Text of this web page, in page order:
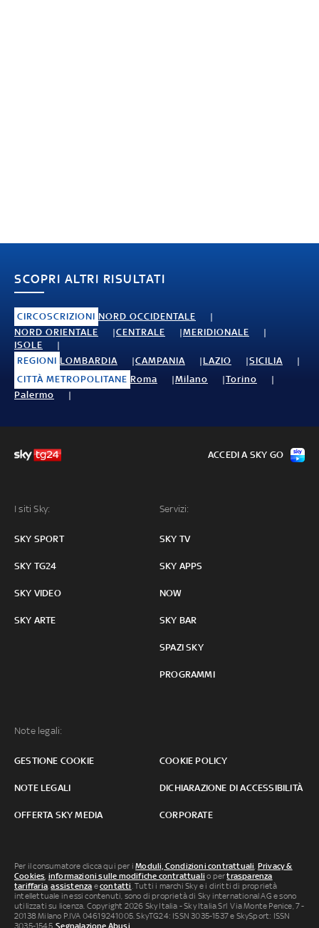
SCOPRI ALTRI RISULTATI
CIRCOSCRIZIONI NORD OCCIDENTALE
NORD ORIENTALE
CENTRALE
MERIDIONALE
ISOLE
REGIONI LOMBARDIA CAMPANIA LAZIO
SICILIA
CITTÀ METROPOLITANE Roma Milano
Torino
Palermo
I siti Sky:
SKY SPORT
SKY TG24
SKY VIDEO
SKY ARTE
Servizi:
SKY TV
SKY APPS
NOW
SKY BAR
SPAZI SKY
PROGRAMMI
Note legali:
GESTIONE COOKIE COOKIE POLICY
NOTE LEGALI DICHIARAZIONE DI ACCESSIBILITÀ
OFFERTA SKY MEDIA CORPORATE
ACCEDI A SKY GO
Per il consumatore clicca qui per iModuli, Condizioni contrattuali, Privacy &
Cookies, informazioni sulle modifiche contrattuali o pertrasparenza
tariffaria,assistenza econtatti. Tutti i marchi Sky e i diritti di proprietà
intellettuale in essi contenuti, sono di proprietà di Sky international AG e sono
utilizzati su licenza. Copyright 2026 Sky Italia - Sky Italia Srl Via Monte Penice, 7 -
20138 Milano P.IVA 04619241005. SkyTG24: ISSN 3035-1537 e SkySport: ISSN
3035-1545.Segnalazione Abusi